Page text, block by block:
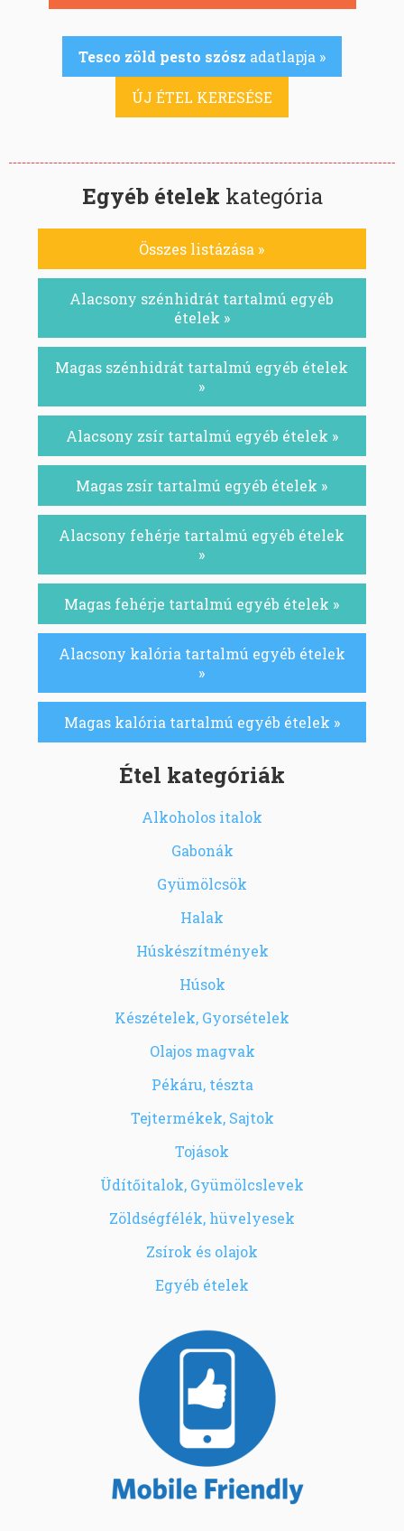
Tesco zöld pesto szósz adatlapja »
ÚJ ÉTEL KERESÉSE
Egyéb ételek kategória
Összes listázása »
Alacsony szénhidrát tartalmú egyéb
ételek »
Magas szénhidrát tartalmú egyéb ételek
»
Alacsony zsír tartalmú egyéb ételek »
Magas zsír tartalmú egyéb ételek »
Alacsony fehérje tartalmú egyéb ételek
»
Magas fehérje tartalmú egyéb ételek »
Alacsony kalória tartalmú egyéb ételek
»
Magas kalória tartalmú egyéb ételek »
Étel kategóriák
Alkoholos italok
Gabonák
Gyümölcsök
Halak
Húskészítmények
Húsok
Készételek, Gyorsételek
Olajos magvak
Pékáru, tészta
Tejtermékek, Sajtok
Tojások
Üdítőitalok, Gyümölcslevek
Zöldségfélék, hüvelyesek
Zsírok és olajok
Egyéb ételek